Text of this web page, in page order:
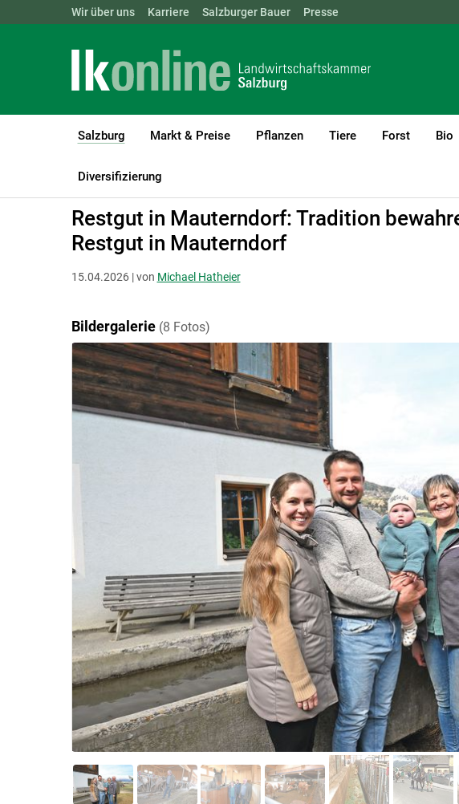
Landwirtschaftskammern: ÖSTERREICH BGLD KTN
Wir über uns Karriere Salzburger Bauer Presse
Salzburg
(current)1
Markt & Preise Pflanzen Tiere Forst Bio
Diversifizierung
LK Salzburg Salzburg
Restgut in Mauterndorf: Tradition
Restgut in Mauterndorf
15.04.2026 | von Michael Hatheier
Bildergalerie (8 Fotos)